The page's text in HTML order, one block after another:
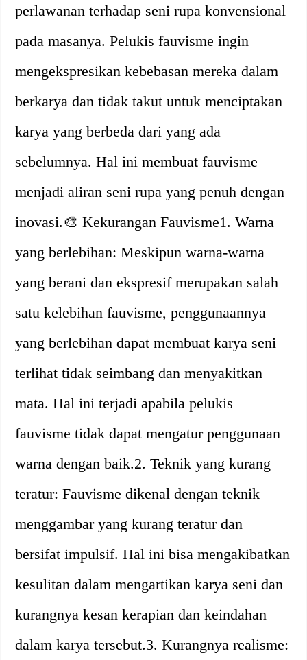
perlawanan terhadap seni rupa konvensional
pada masanya. Pelukis fauvisme ingin
mengekspresikan kebebasan mereka dalam
berkarya dan tidak takut untuk menciptakan
karya yang berbeda dari yang ada
sebelumnya. Hal ini membuat fauvisme
menjadi aliran seni rupa yang penuh dengan
inovasi.🎨 Kekurangan Fauvisme1. Warna
yang berlebihan: Meskipun warna-warna
yang berani dan ekspresif merupakan salah
satu kelebihan fauvisme, penggunaannya
yang berlebihan dapat membuat karya seni
terlihat tidak seimbang dan menyakitkan
mata. Hal ini terjadi apabila pelukis
fauvisme tidak dapat mengatur penggunaan
warna dengan baik.2. Teknik yang kurang
teratur: Fauvisme dikenal dengan teknik
menggambar yang kurang teratur dan
bersifat impulsif. Hal ini bisa mengakibatkan
kesulitan dalam mengartikan karya seni dan
kurangnya kesan kerapian dan keindahan
dalam karya tersebut.3. Kurangnya realisme: